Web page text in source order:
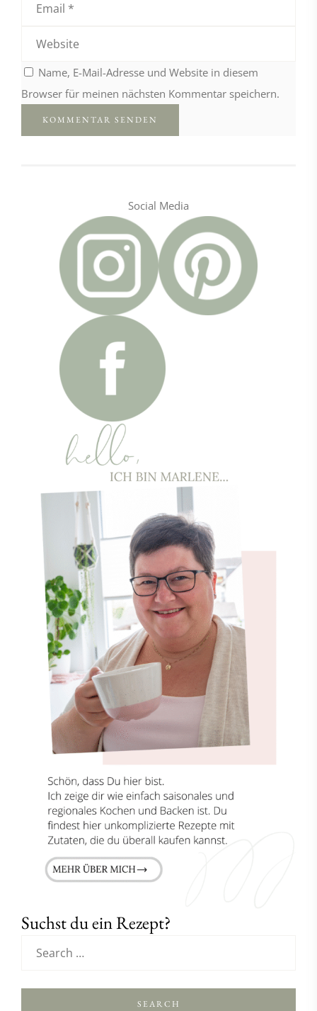
Name, E-Mail-Adresse und Website in diesem
Browser für meinen nächsten Kommentar speichern.
Social Media
Suchst du ein Rezept?
SEARCH